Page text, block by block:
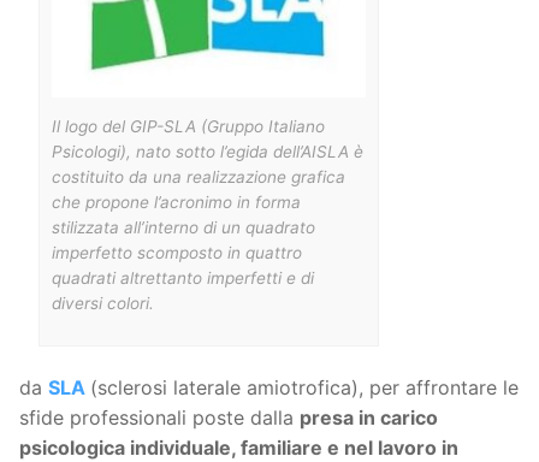
Il logo del GIP-SLA (Gruppo Italiano
Psicologi), nato sotto l’egida dell’AISLA è
costituito da una realizzazione grafica
che propone l’acronimo in forma
stilizzata all’interno di un quadrato
imperfetto scomposto in quattro
quadrati altrettanto imperfetti e di
diversi colori.
da SLA (sclerosi laterale amiotrofica), per affrontare le
sfide professionali poste dalla presa in carico
psicologica individuale, familiare e nel lavoro in